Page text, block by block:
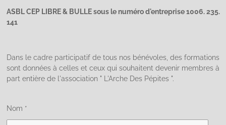
ASBL CEP LIBRE & BULLE sous le numéro d'entreprise 1006. 235.
141
Dans le cadre participatif de tous nos bénévoles, des formations
sont données à celles et ceux qui souhaitent devenir membres à
part entière de l'association " L'Arche Des Pépites ".
Nom *